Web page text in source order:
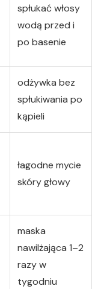
spłukać włosy
wodą przed i
po basenie
odżywka bez
spłukiwania po
kąpieli
łagodne mycie
skóry głowy
maska
nawilżająca 1–2
razy w
tygodniu